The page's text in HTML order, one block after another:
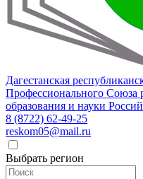
Дагестанская
Профессионального Союза
образования и науки
8 (8722) 62-49-25
reskom05@mail.ru
Выбрать регион